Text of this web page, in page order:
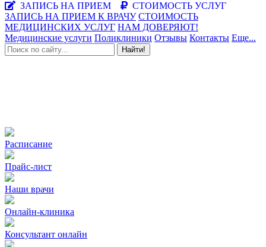
ЗАПИСЬ НА ПРИЕМ
СТОИМОСТЬ УСЛУГ
ЗАПИСЬ НА ПРИЕМ К ВРАЧУ СТОИМОСТЬ
МЕДИЦИНСКИХ УСЛУГ НАМ ДОВЕРЯЮТ!
Медицинские услуги Поликлиники Отзывы Контакты Еще...
Найти!
Расписание
Прайс-лист
Наши врачи
Онлайн-клиника
Консультант онлайн